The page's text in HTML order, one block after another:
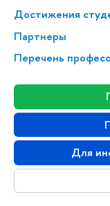
Достижения
Партнеры
Перечень
Для